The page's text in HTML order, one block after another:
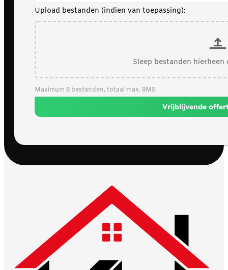
Upload bestanden (indien van toepassing):
Sleep bestanden
Maximum 6 bestanden, totaal max. 8MB
Vrijblijvende